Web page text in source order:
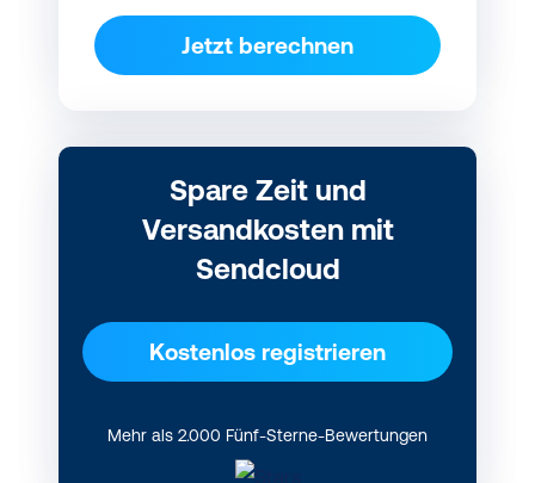
Jetzt berechnen
Spare Zeit und
Versandkosten mit
Sendcloud
Kostenlos registrieren
Mehr als 2.000 Fünf-Sterne-Bewertungen